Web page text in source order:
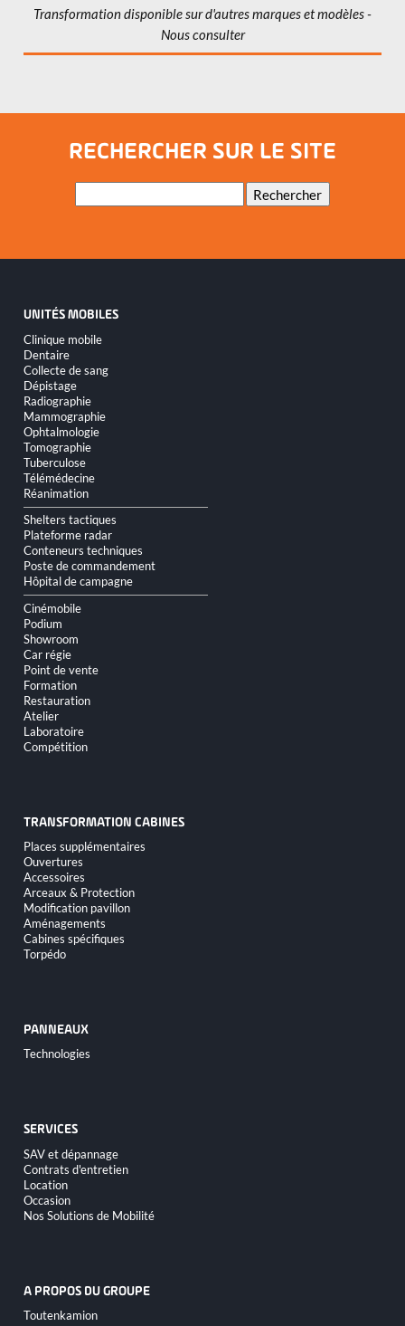
Transformation disponible sur d'autres marques et modèles -
Nous consulter
RECHERCHER SUR LE SITE
Mots-
Rechercher
UNITÉS MOBILES
Aller
au
contenu
Clinique mobile
Dentaire
Collecte de sang
Dépistage
Radiographie
Mammographie
Ophtalmologie
Tomographie
Tuberculose
Télémédecine
Réanimation
Shelters tactiques
Plateforme radar
Conteneurs techniques
Poste de commandement
Hôpital de campagne
Cinémobile
Podium
Showroom
Car régie
Point de vente
Formation
Restauration
Atelier
Laboratoire
Compétition
TRANSFORMATION CABINES
Aller
au
contenu
Places supplémentaires
Ouvertures
Accessoires
Arceaux & Protection
Modification pavillon
Aménagements
Cabines spécifiques
Torpédo
PANNEAUX
Aller
au
Technologies
SERVICES
Aller
au
contenu
SAV et dépannage
Contrats d'entretien
Location
Occasion
Nos Solutions de Mobilité
A PROPOS DU GROUPE
Aller
Toutenkamion